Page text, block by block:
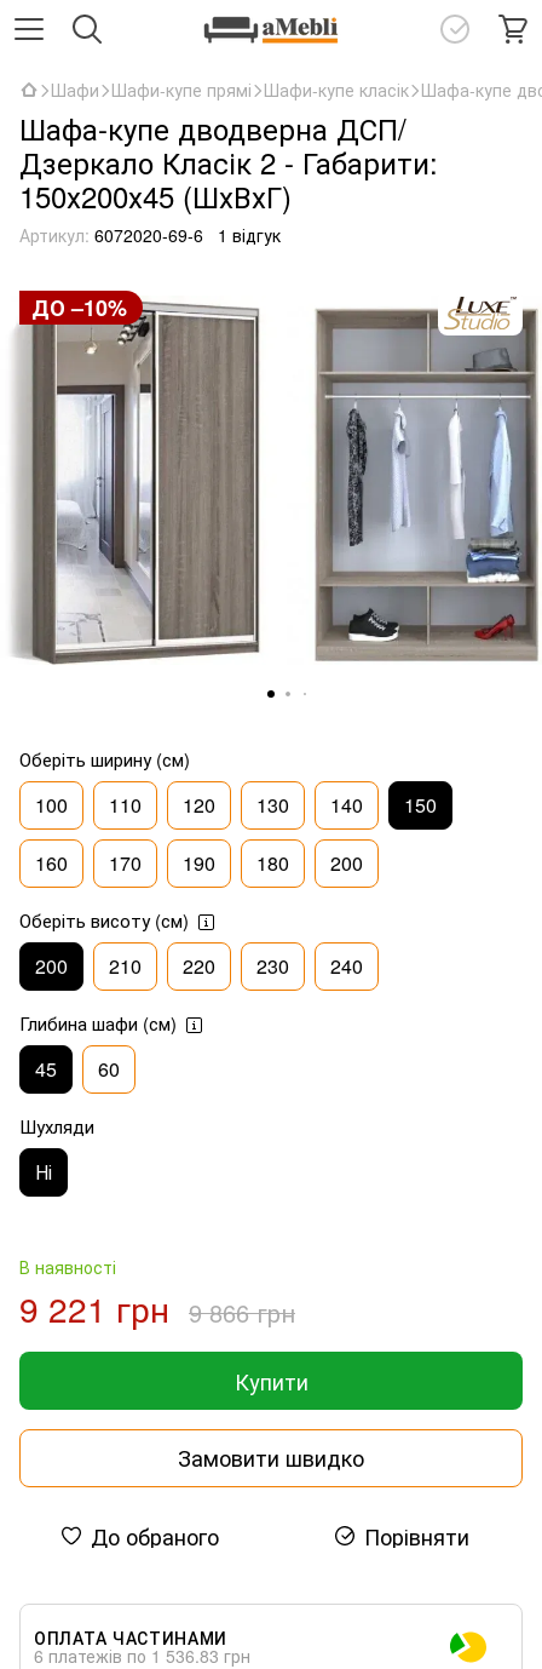
Шафи Шафи-купе прямі Шафи-купе класік Шафа-купе
Шафа-купе дводверна ДСП/
Дзеркало Класік 2 - Габарити:
150х200х45 (ШхВхГ)
Артикул: 6072020-69-6 1 відгук
ДО –10%
Оберіть ширину (см)
100 110 120 130 140 150
160 170 190 180 200
Оберіть висоту (см)
200 210 220 230 240
Глибина шафи (см)
45 60
Шухляди
Ні
В наявності
9 221 грн 9 866 грн
Купити
Замовити швидко
До обраного Порівняти
ОПЛАТА ЧАСТИНАМИ
6 платежів по 1 536.83 грн